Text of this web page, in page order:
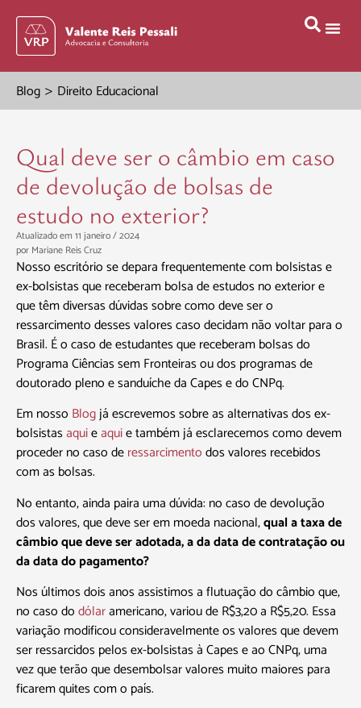
Blog > Direito Educacional
Qual deve ser o câmbio em caso
de devolução de bolsas de
estudo no exterior?
Atualizado em 11 janeiro / 2024
por Mariane Reis Cruz
Nosso escritório se depara frequentemente com bolsistas e
ex-bolsistas que receberam bolsa de estudos no exterior e
que têm diversas dúvidas sobre como deve ser o
ressarcimento desses valores caso decidam não voltar para o
Brasil. É o caso de estudantes que receberam bolsas do
Programa Ciências sem Fronteiras ou dos programas de
doutorado pleno e sanduíche da Capes e do CNPq.
Em nosso Blogjá escrevemos sobre as alternativas dos ex-
bolsistasaquieaquie também já esclarecemos como devem
proceder no caso deressarcimentodos valores recebidos
com as bolsas.
No entanto, ainda paira uma dúvida: no caso de devolução
dos valores, que deve ser em moeda nacional,qual a taxa de
câmbio que deve ser adotada, a da data de contratação ou
da data do pagamento?
Nos últimos dois anos assistimos a flutuação do câmbio que,
no caso dodólaramericano, variou de R$3,20 a R$5,20. Essa
variação modificou consideravelmente os valores que devem
ser ressarcidos pelos ex-bolsistas à Capes e ao CNPq, uma
vez que terão que desembolsar valores muito maiores para
ficarem quites com o país.